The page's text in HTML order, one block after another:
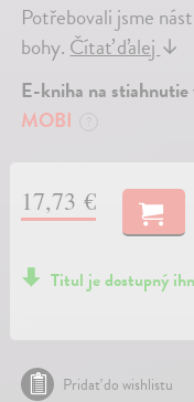
Potřebovali jsme
bohy.Čítať ďalej↓
E-kniha na
MOBI
17,73 €
Titul je dostupný
Pridať do wishlistu